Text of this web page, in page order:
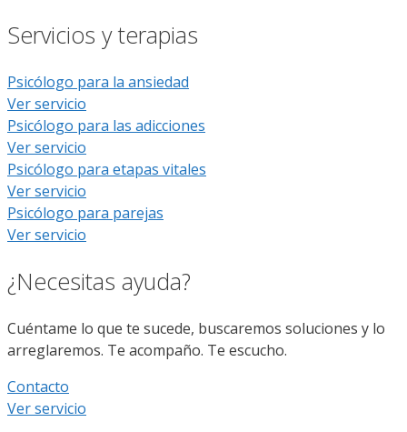
Servicios y terapias
Psicólogo para la ansiedad
Ver servicio
Psicólogo para las adicciones
Ver servicio
Psicólogo para etapas vitales
Ver servicio
Psicólogo para parejas
Ver servicio
¿Necesitas ayuda?
Cuéntame lo que te sucede, buscaremos soluciones y lo
arreglaremos. Te acompaño. Te escucho.
Contacto
Ver servicio